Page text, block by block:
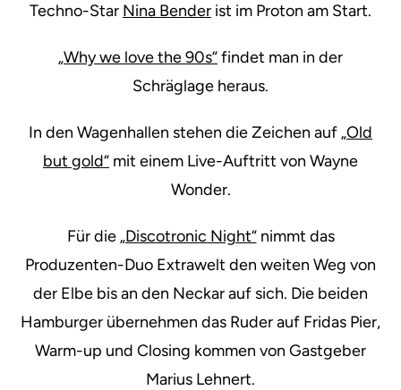
Techno-Star Nina Bender ist im Proton am Start.
„Why we love the 90s“findet man in der
Schräglage heraus.
In den Wagenhallen stehen die Zeichen auf „Old
but gold“ mit einem Live-Auftritt von Wayne
Wonder.
Für die „Discotronic Night“nimmt das
Produzenten-Duo Extrawelt den weiten Weg von
der Elbe bis an den Neckar auf sich. Die beiden
Hamburger übernehmen das Ruder auf Fridas Pier,
Warm-up und Closing kommen von Gastgeber
Marius Lehnert.